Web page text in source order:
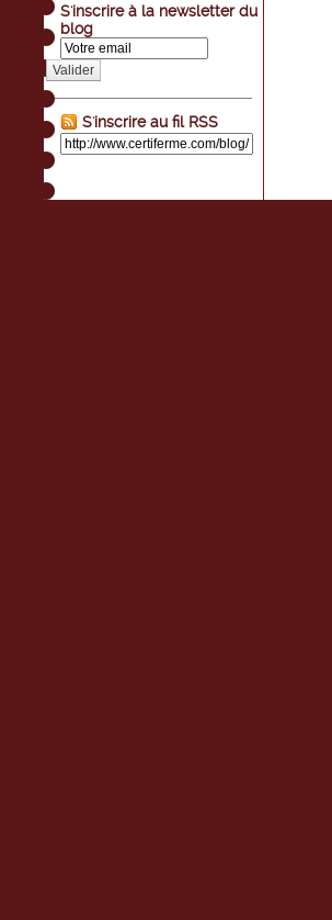
S'inscrire à la newsletter du
blog
Valider
S'inscrire au fil RSS